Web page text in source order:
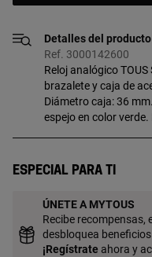
Detalles del producto
Ref. 3000142600
Reloj analógico
brazalete y caja de
Diámetro caja: 36
espejo en color
Impermeable: 5 ATM.
16mm. Cierre de
cierre de seguridad.
Especial para ti
ÚNETE A MYTOUS
Recibe recompensas,
desbloquea
¡Regístrate ahora y